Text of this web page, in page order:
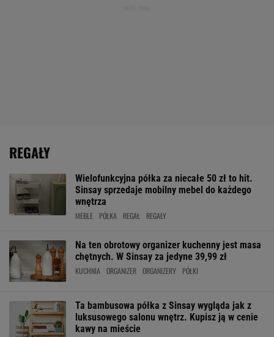
REGAŁY
Wielofunkcyjna półka za niecałe 50 zł to hit.
Sinsay sprzedaje mobilny mebel do każdego
wnętrza
MEBLE PÓŁKA REGAŁ REGAŁY
Na ten obrotowy organizer kuchenny jest masa
chętnych. W Sinsay za jedyne 39,99 zł
KUCHNIA ORGANIZER ORGANIZERY PÓŁKI
Ta bambusowa półka z Sinsay wygląda jak z
luksusowego salonu wnętrz. Kupisz ją w cenie
kawy na mieście